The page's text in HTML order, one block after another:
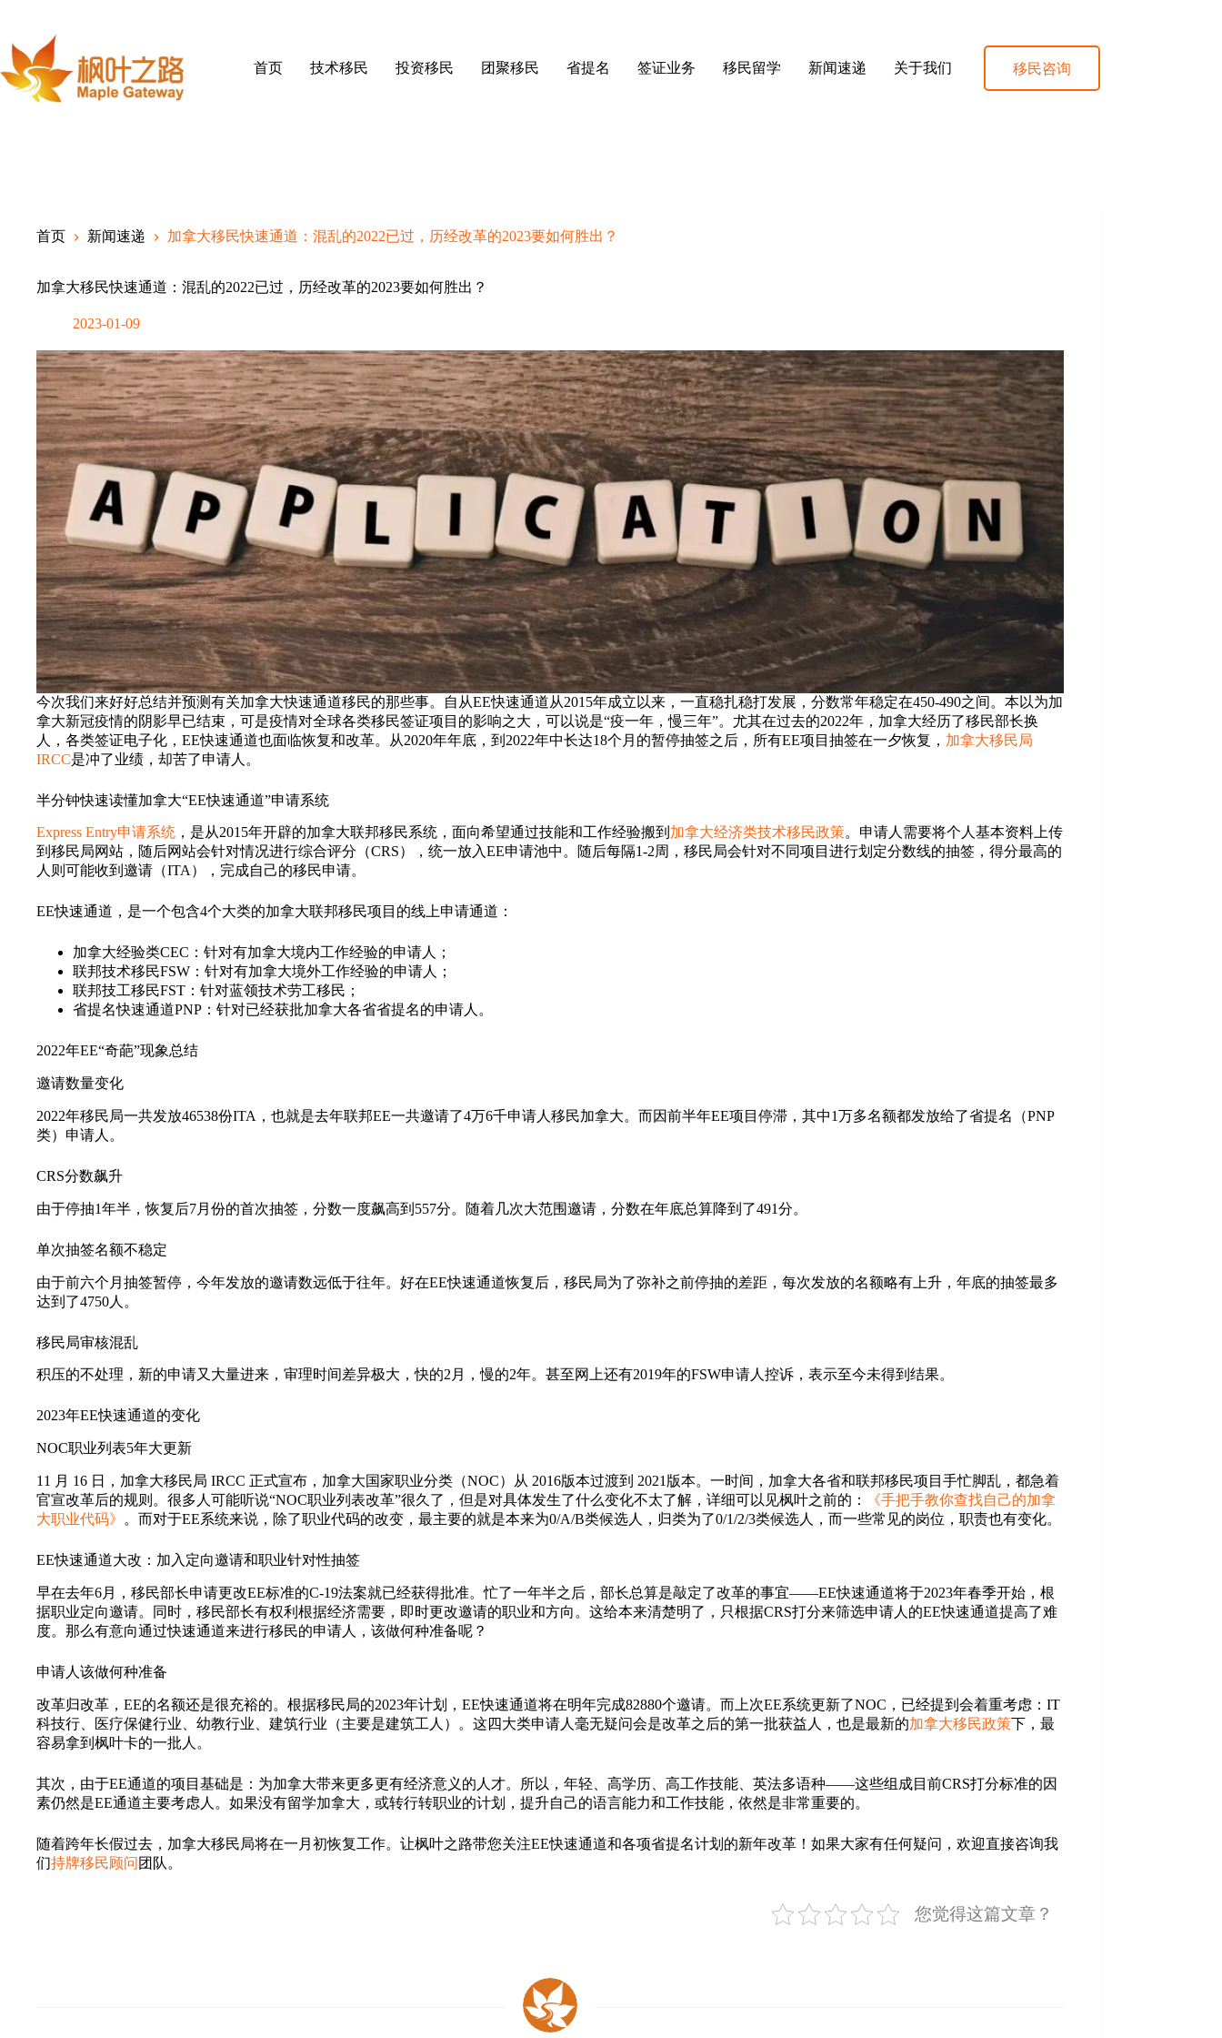
content
首页
技术移民 投资移民 团聚移民 省提名 签证业务 移民留学 新闻速递 关于我们 移民咨询
首页 新闻速递 加拿大移民快速通道：混乱的2022已过，历经改革的2023要如何胜出？
加拿大移民快速通道：混乱的2022已过，历经改革的2023要如何胜出？
2023-01-09
今次我们来好好总结并预测有关加拿大快速通道移民的那些事。自从EE快速通道从2015年成立以来，一直稳扎稳打发展，分数常年稳定在450-490之间。本以为加
拿大新冠疫情的阴影早已结束，可是疫情对全球各类移民签证项目的影响之大，可以说是“疫一年，慢三年”。尤其在过去的2022年，加拿大经历了移民部长换
人，各类签证电子化，EE快速通道也面临恢复和改革。从2020年年底，到2022年中长达18个月的暂停抽签之后，所有EE项目抽签在一夕恢复， 加拿大移民局
IRCC是冲了业绩，却苦了申请人。
半分钟快速读懂加拿大“EE快速通道”申请系统
Express Entry申请系统 ，是从2015年开辟的加拿大联邦移民系统，面向希望通过技能和工作经验搬到 加拿大经济类技术移民政策。申请人需要将个人基本资料上传
到移民局网站，随后网站会针对情况进行综合评分（CRS），统一放入EE申请池中。随后每隔1-2周，移民局会针对不同项目进行划定分数线的抽签，得分最高的
人则可能收到邀请（ITA），完成自己的移民申请。
EE快速通道，是一个包含4个大类的加拿大联邦移民项目的线上申请通道：
加拿大经验类CEC：针对有加拿大境内工作经验的申请人；
联邦技术移民FSW：针对有加拿大境外工作经验的申请人；
联邦技工移民FST：针对蓝领技术劳工移民；
省提名快速通道PNP：针对已经获批加拿大各省省提名的申请人。
2022年EE“奇葩”现象总结
邀请数量变化
2022年移民局一共发放46538份ITA，也就是去年联邦EE一共邀请了4万6千申请人移民加拿大。而因前半年EE项目停滞，其中1万多名额都发放给了省提名（PNP
类）申请人。
CRS分数飙升
由于停抽1年半，恢复后7月份的首次抽签，分数一度飙高到557分。随着几次大范围邀请，分数在年底总算降到了491分。
单次抽签名额不稳定
由于前六个月抽签暂停，今年发放的邀请数远低于往年。好在EE快速通道恢复后，移民局为了弥补之前停抽的差距，每次发放的名额略有上升，年底的抽签最多
达到了4750人。
移民局审核混乱
积压的不处理，新的申请又大量进来，审理时间差异极大，快的2月，慢的2年。甚至网上还有2019年的FSW申请人控诉，表示至今未得到结果。
2023年EE快速通道的变化
NOC职业列表5年大更新
11 月 16 日，加拿大移民局 IRCC 正式宣布，加拿大国家职业分类（NOC）从 2016版本过渡到 2021版本。一时间，加拿大各省和联邦移民项目手忙脚乱，都急着
官宣改革后的规则。很多人可能听说“NOC职业列表改革”很久了，但是对具体发生了什么变化不太了解，详细可以见枫叶之前的：
《手把手教你查找自己的加拿
大职业代码》
。而对于EE系统来说，除了职业代码的改变，最主要的就是本来为0/A/B类候选人，归类为了0/1/2/3类候选人，而一些常见的岗位，职责也有变化。
EE快速通道大改：加入定向邀请和职业针对性抽签
早在去年6月，移民部长申请更改EE标准的C-19法案就已经获得批准。忙了一年半之后，部长总算是敲定了改革的事宜——EE快速通道将于2023年春季开始，根
据职业定向邀请。同时，移民部长有权利根据经济需要，即时更改邀请的职业和方向。这给本来清楚明了，只根据CRS打分来筛选申请人的EE快速通道提高了难
度。那么有意向通过快速通道来进行移民的申请人，该做何种准备呢？
申请人该做何种准备
改革归改革，EE的名额还是很充裕的。根据移民局的2023年计划，EE快速通道将在明年完成82880个邀请。而上次EE系统更新了NOC，已经提到会着重考虑：IT
科技行、医疗保健行业、幼教行业、建筑行业（主要是建筑工人）。这四大类申请人毫无疑问会是改革之后的第一批获益人，也是最新的加拿大移民政策下，最
容易拿到枫叶卡的一批人。
其次，由于EE通道的项目基础是：为加拿大带来更多更有经济意义的人才。所以，年轻、高学历、高工作技能、英法多语种——这些组成目前CRS打分标准的因
素仍然是EE通道主要考虑人。如果没有留学加拿大，或转行转职业的计划，提升自己的语言能力和工作技能，依然是非常重要的。
随着跨年长假过去，加拿大移民局将在一月初恢复工作。让枫叶之路带您关注EE快速通道和各项省提名计划的新年改革！如果大家有任何疑问，欢迎直接咨询我
们持牌移民顾问 团队。
您觉得这篇文章？